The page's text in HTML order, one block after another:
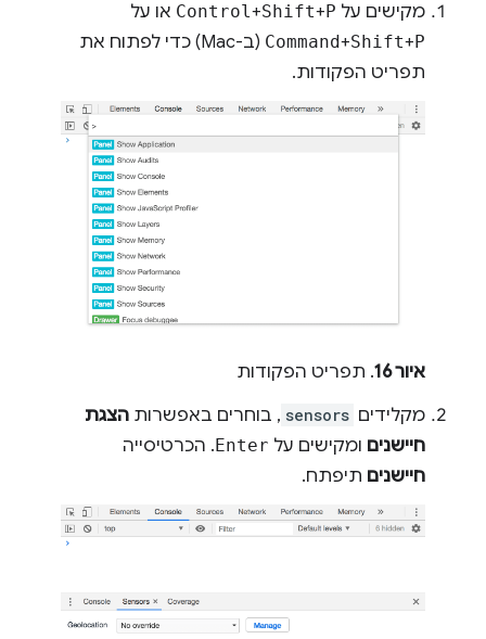
מקישים על Control+Shift+P או על
Command+Shift+P
(ב-Mac) כדי לפתוח את
תפריט הפקודות.
איור 16
. תפריט הפקודות
מקלידים sensors , בוחרים באפשרות הצגת
חיישנים ומקישים על Enter . הכרטיסייה
חיישנים תיפתח.